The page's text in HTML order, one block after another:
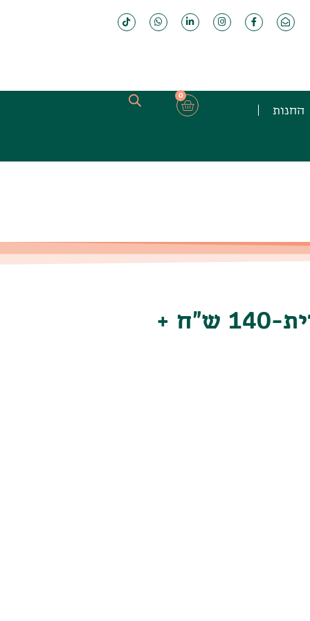
החנות
0
מארז יין ושמן זית-140 ש"ח +